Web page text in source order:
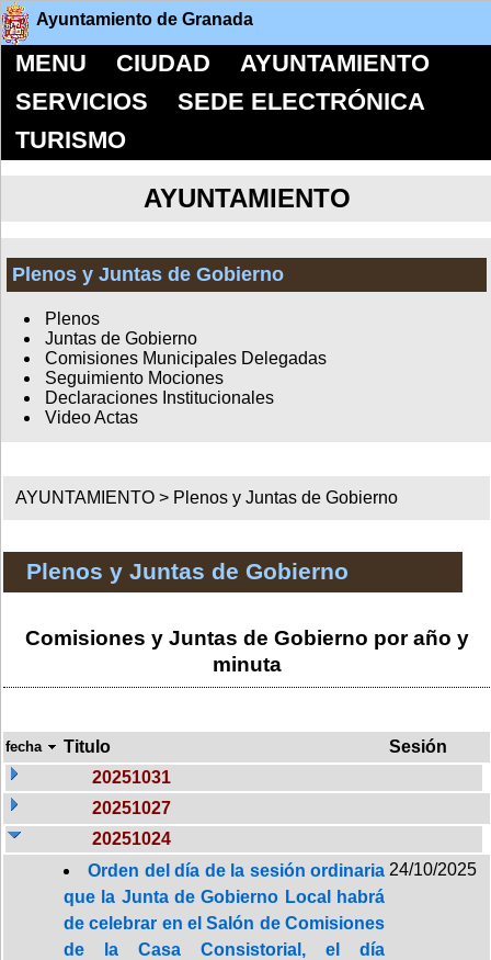
Ayuntamiento de Granada
MENU CIUDAD
AYUNTAMIENTO
SERVICIOS
SEDE ELECTRÓNICA
TURISMO
AYUNTAMIENTO
Plenos y Juntas de Gobierno
Plenos
Juntas de Gobierno
Comisiones Municipales Delegadas
Seguimiento Mociones
Declaraciones Institucionales
Video Actas
AYUNTAMIENTO > Plenos y Juntas de Gobierno
Plenos y Juntas de Gobierno
Comisiones y Juntas de Gobierno por año y
minuta
fecha Titulo
Sesión
20251031
20251027
20251024
Orden del día de la sesión ordinaria
que la Junta de Gobierno Local habrá
de celebrar en el Salón de Comisiones
de la Casa Consistorial, el día
24/10/2025